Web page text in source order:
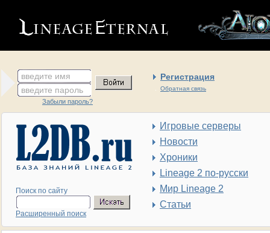
введите имя Регистрация
Обратная связь
введите пароль
Забыли пароль?
Поиск по сайту
Расширенный поиск
Игровые серверы
Новости
Хроники
Lineage 2 по-русски
Мир Lineage 2
Статьи